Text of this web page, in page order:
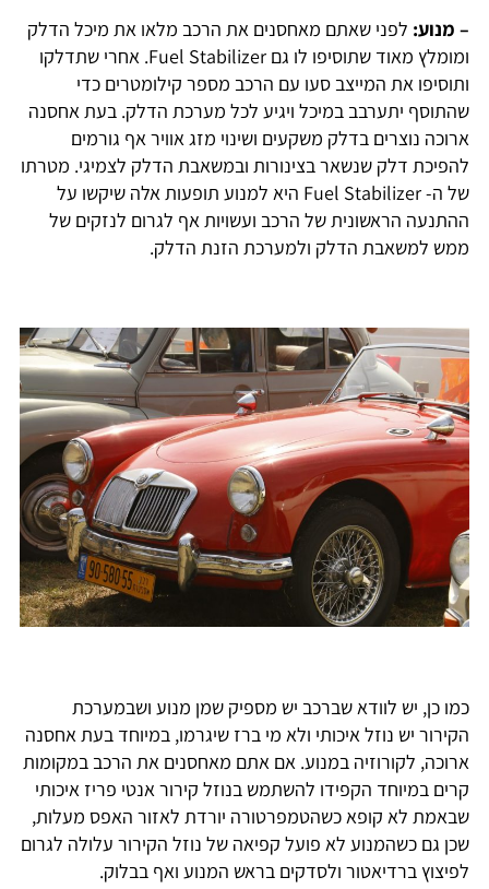
– מנוע: לפני שאתם מאחסנים את הרכב מלאו את מיכל הדלק
ומומלץ מאוד שתוסיפו לו גם Fuel Stabilizer. אחרי שתדלקו
ותוסיפו את המייצב סעו עם הרכב מספר קילומטרים כדי
שהתוסף יתערבב במיכל ויגיע לכל מערכת הדלק. בעת אחסנה
ארוכה נוצרים בדלק משקעים ושינוי מזג אוויר אף גורמים
להפיכת דלק שנשאר בצינורות ובמשאבת הדלק לצמיגי. מטרתו
של ה- Fuel Stabilizer היא למנוע תופעות אלה שיקשו על
ההתנעה הראשונית של הרכב ועשויות אף לגרום לנזקים של
ממש למשאבת הדלק ולמערכת הזנת הדלק.
כמו כן, יש לוודא שברכב יש מספיק שמן מנוע ושבמערכת
הקירור יש נוזל איכותי ולא מי ברז שיגרמו, במיוחד בעת אחסנה
ארוכה, לקורוזיה במנוע. אם אתם מאחסנים את הרכב במקומות
קרים במיוחד הקפידו להשתמש בנוזל קירור אנטי פריז איכותי
שבאמת לא קופא כשהטמפרטורה יורדת לאזור האפס מעלות,
שכן גם כשהמנוע לא פועל קפיאה של נוזל הקירור עלולה לגרום
לפיצוץ ברדיאטור ולסדקים בראש המנוע ואף בבלוק.